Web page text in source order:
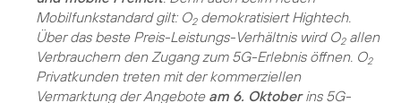
Mobilfunkstandard gilt: O2demokratisiert Hightech.
Über das beste Preis-Leistungs-Verhältnis wird O2allen
Verbrauchern den Zugang zum 5G-Erlebnis öffnen. O2
Privatkunden treten mit der kommerziellen
Vermarktung der Angebote am 6. Oktoberins 5G-